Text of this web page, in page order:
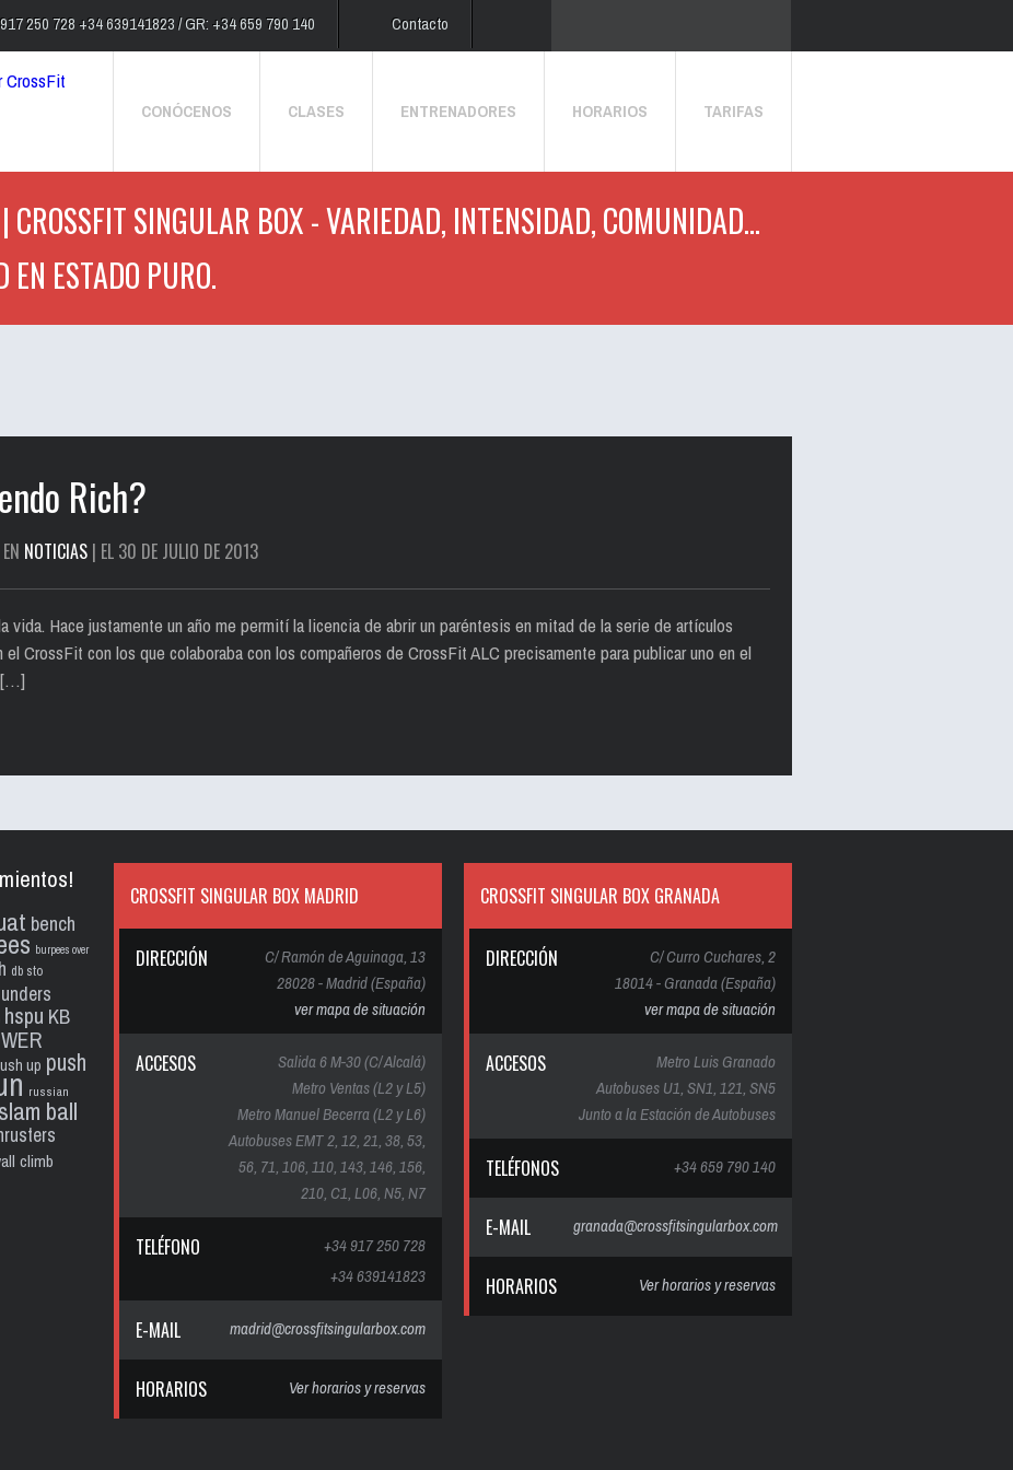
250 728 +34 639141823 / GR: +34 659 790 140 Contacto
CONÓCENOS CLASES ENTRENADORES HORARIOS TARIFAS
CROSSFIT SINGULAR BOX - VARIEDAD, INTENSIDAD, COMUNIDAD...
ESTADO PURO.
Rich?
NOTICIAS | EL 30 DE JULIO DE 2013
vida. Hace justamente un año me permití la licencia de abrir un paréntesis en mitad de la serie de artículos
CrossFit con los que colaboraba con los compañeros de CrossFit ALC precisamente para publicar uno en el
[…]
bench
burpees over
db sto
hspu KB
up push
russian
slam ball
climb
CROSSFIT SINGULAR BOX MADRID
DIRECCIÓN
C/ Ramón de Aguinaga, 13
28028 - Madrid (España)
ver mapa de situación
ACCESOS
Salida 6 M-30 (C/ Alcalá)
Metro Ventas (L2 y L5)
Metro Manuel Becerra (L2 y L6)
Autobuses EMT 2, 12, 21, 38, 53,
56, 71, 106, 110, 143, 146, 156,
210, C1, L06, N5, N7
TELÉFONO
+34 917 250 728
+34 639141823
E-MAIL madrid@crossfitsingularbox.com
HORARIOS Ver horarios y reservas
CROSSFIT SINGULAR BOX GRANADA
DIRECCIÓN
C/ Curro Cuchares, 2
18014 - Granada (España)
ver mapa de situación
ACCESOS
Metro Luis Granado
Autobuses U1, SN1, 121, SN5
Junto a la Estación de Autobuses
TELÉFONOS +34 659 790 140
E-MAIL granada@crossfitsingularbox.com
HORARIOS Ver horarios y reservas